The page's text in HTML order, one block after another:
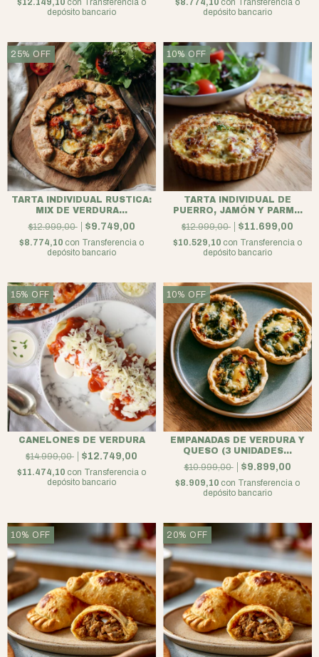
$12.149,10 con
Transferencia o
depósito bancario
$8.774,10 con
Transferencia o
depósito bancario
25% OFF
TARTA INDIVIDUAL RUSTICA:
MIX DE VERDURA...
$12.999,00
$9.749,00
$8.774,10 con Transferencia o
depósito bancario
10% OFF
TARTA INDIVIDUAL DE
PUERRO, JAMÓN Y PARM...
$12.999,00
$11.699,00
$10.529,10 con Transferencia o
depósito bancario
15% OFF
CANELONES DE VERDURA
$14.999,00
$12.749,00
$11.474,10 con Transferencia o
depósito bancario
10% OFF
EMPANADAS DE VERDURA Y
QUESO (3 UNIDADES...
$10.999,00
$9.899,00
$8.909,10 con Transferencia o
depósito bancario
10% OFF 20% OFF